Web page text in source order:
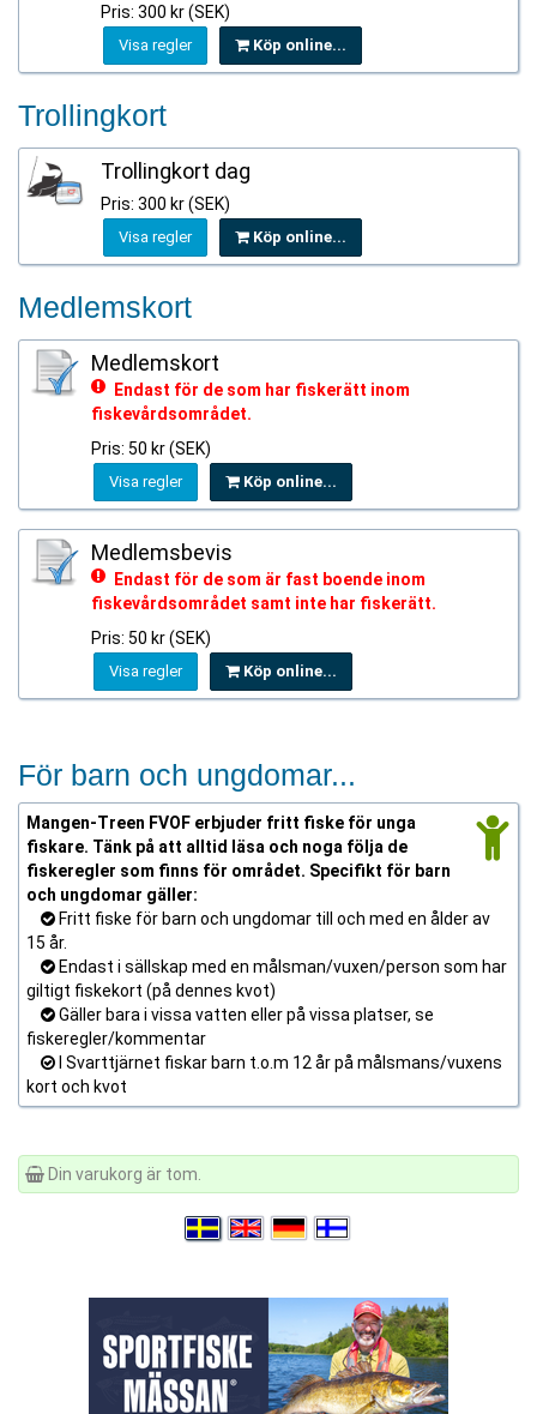
Pris: 300 kr (SEK)
Visa regler Köp online...
Trollingkort
Trollingkort dag
Pris: 300 kr (SEK)
Visa regler Köp online...
Medlemskort
Medlemskort
Endast för de som har fiskerätt inom
fiskevårdsområdet.
Pris: 50 kr (SEK)
Visa regler Köp online...
Medlemsbevis
Endast för de som är fast boende inom
fiskevårdsområdet samt inte har fiskerätt.
Pris: 50 kr (SEK)
Visa regler Köp online...
För barn och ungdomar...
Mangen-Treen FVOF erbjuder fritt fiske för unga
fiskare. Tänk på att alltid läsa och noga följa de
fiskeregler som finns för området. Specifikt för barn
och ungdomar gäller:
Fritt fiske för barn och ungdomar till och med en ålder av
15 år.
Endast i sällskap med en målsman/vuxen/person som har
giltigt fiskekort (på dennes kvot)
Gäller bara i vissa vatten eller på vissa platser, se
fiskeregler/kommentar
I Svarttjärnet fiskar barn t.o.m 12 år på målsmans/vuxens
kort och kvot
Din varukorg är tom.